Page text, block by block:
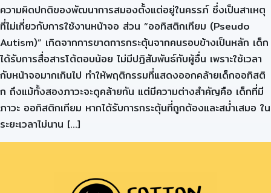
ความผิดปกติของพัฒนาการสมองตั้งแต่อยู่ในครรภ์ ซึ่งเป็นสาเหตุ
ที่ไม่เกี่ยวกับการใช้งานหน้าจอ ส่วน “ออทิสติกเทียม (Pseudo
Autism)” เกิดจากการขาดการกระตุ้นจากคนรอบข้างเป็นหลัก เด็ก
ได้รับการสื่อสารโต้ตอบน้อย ไม่มีปฏิสัมพันธ์กับผู้อื่น เพราะใช้เวลา
กับหน้าจอมากเกินไป ทำให้พฤติกรรมที่แสดงออกคล้ายเด็กออทิสติ
ก ถึงแม้ทั้งสองภาวะจะดูคล้ายกัน แต่มีความต่างสำคัญคือ เด็กที่มี
ภาวะ ออทิสติกเทียม หากได้รับการกระตุ้นที่ถูกต้องและสม่ำเสมอ ใน
ระยะเวลาไม่นาน […]